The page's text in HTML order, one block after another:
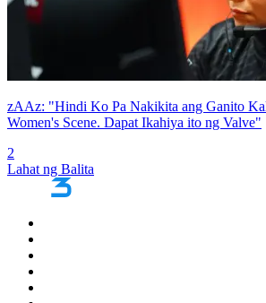
zAAz: "Hindi Ko Pa Nakikita ang Ganito
Women's Scene. Dapat Ikahiya ito ng Valve"
2
Lahat ng Balita